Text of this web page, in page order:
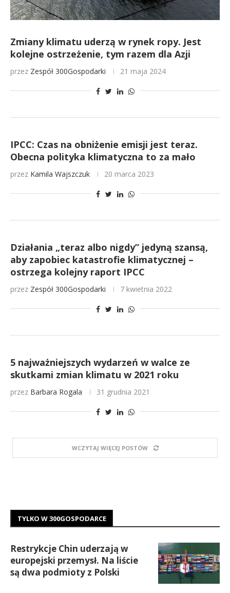
Zmiany klimatu uderzą w rynek ropy. Jest
kolejne ostrzeżenie, tym razem dla Azji
przez Zespół 300Gospodarki 21 maja 2024
IPCC: Czas na obniżenie emisji jest teraz.
Obecna polityka klimatyczna to za mało
przez Kamila Wajszczuk 20 marca 2023
Działania „teraz albo nigdy” jedyną szansą,
aby zapobiec katastrofie klimatycznej –
ostrzega kolejny raport IPCC
przez Zespół 300Gospodarki 7 kwietnia 2022
5 najważniejszych wydarzeń w walce ze
skutkami zmian klimatu w 2021 roku
przez Barbara Rogala 31 grudnia 2021
WCZYTAJ WIĘCEJ POSTÓW
TYLKO W 300GOSPODARCE
Restrykcje Chin uderzają w
europejski przemysł. Na liście
są dwa podmioty z Polski